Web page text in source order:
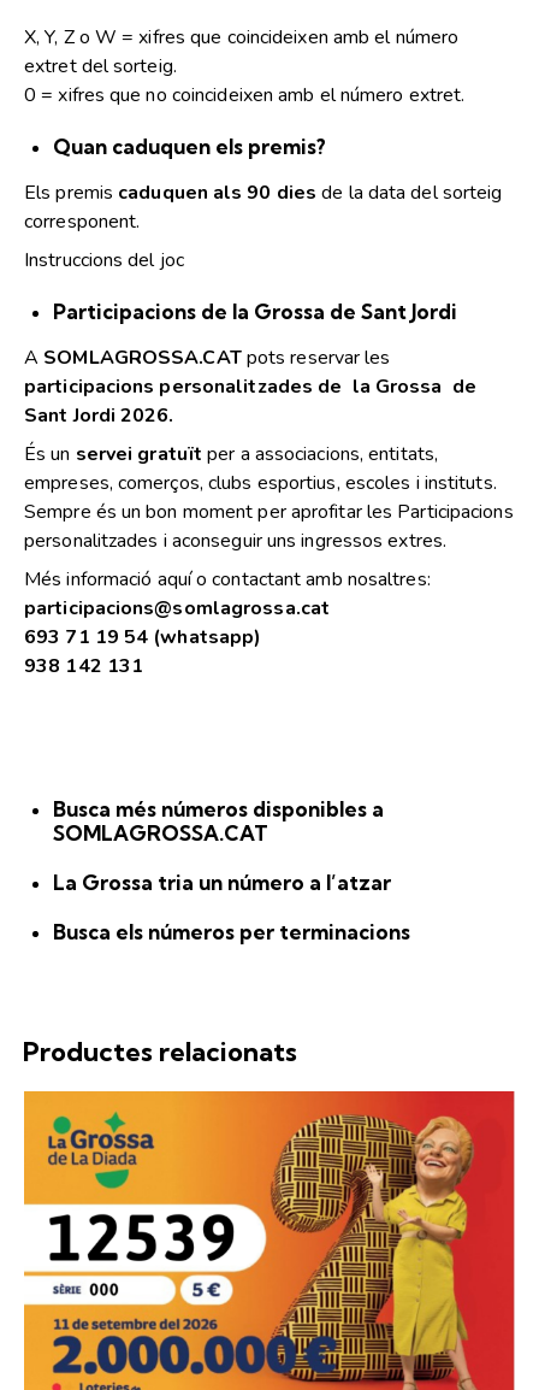
X, Y, Z o W = xifres que coincideixen amb el número
extret del sorteig.
0 = xifres que no coincideixen amb el número extret.
Quan caduquen els premis?
Els premis caduquen als 90 diesde la data del sorteig
corresponent.
Instruccions del joc
Participacions de la Grossa de Sant Jordi
A SOMLAGROSSA.CATpots reservar les
participacions personalitzades de la Grossa de
Sant Jordi 2026.
És un servei gratuït per a associacions, entitats,
empreses, comerços, clubs esportius, escoles i instituts.
Sempre és un bon moment per aprofitar les Participacions
personalitzades i aconseguir uns ingressos extres.
Més informació aquío contactant amb nosaltres:
participacions@somlagrossa.cat
693 71 19 54 (whatsapp)
938 142 131
Busca més números disponibles a
SOMLAGROSSA.CAT
La Grossa tria un número a l’atzar
Busca els números per terminacions
Productes relacionats